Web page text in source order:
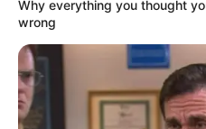
Baca juga:10 Artis Ini Punya
Lezat
1. Anwar BAB rupanya
Boga. Ia sempat masuk
minat memasaknya yang
Why everything you thought
wrong